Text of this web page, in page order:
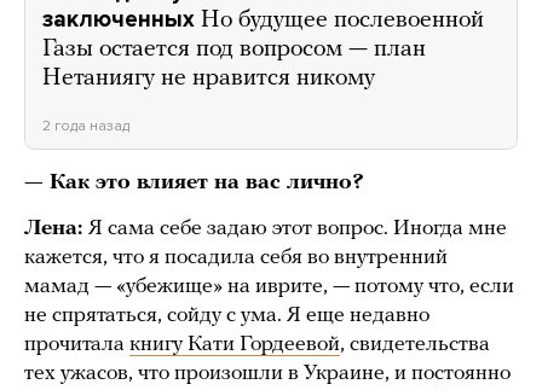
заключенных Но будущее послевоенной
Газы остается под вопросом — план
Нетаниягу не нравится никому
2 года назад
— Как это влияет на вас лично?
Лена: Я сама себе задаю этот вопрос. Иногда мне
кажется, что я посадила себя во внутренний
мамад — «убежище» на иврите, — потому что, если
не спрятаться, сойду с ума. Я еще недавно
прочитала книгу Кати Гордеевой, свидетельства
тех ужасов, что произошли в Украине, и постоянно